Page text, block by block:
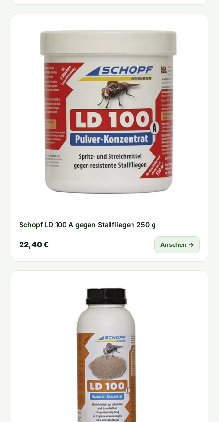
Schopf LD 100 A gegen Stallfliegen 250 g
22,40 € Ansehen →